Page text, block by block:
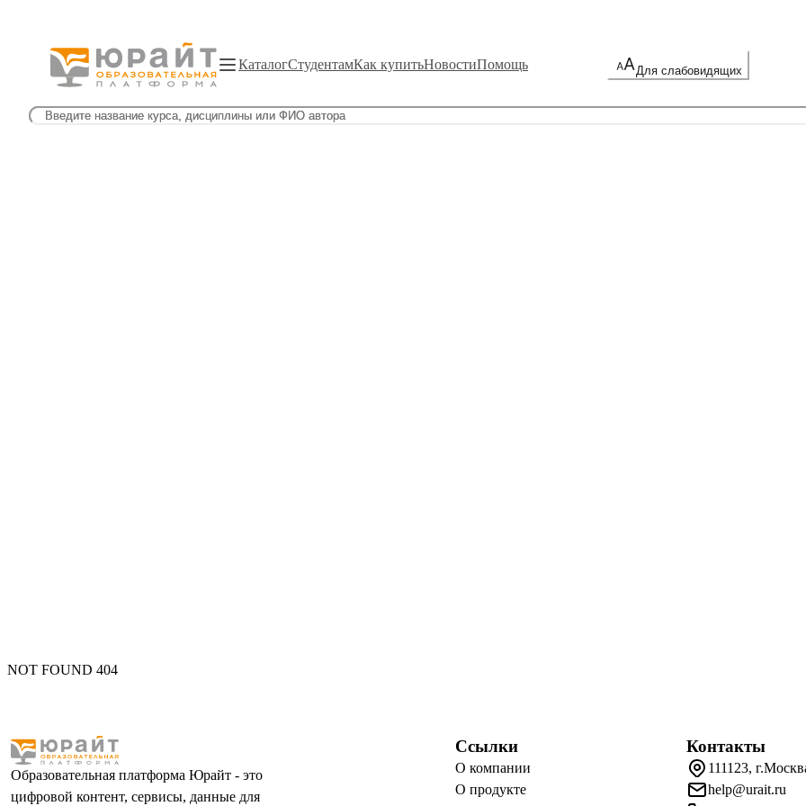
КаталогСтудентамКак купитьНовостиПомощь Для слабовидящих
NOT FOUND 404
Образовательная платформа Юрайт - это
цифровой контент, сервисы, данные для
Ссылки
О компании
О продукте
Контакты
111123,
help@urait.ru